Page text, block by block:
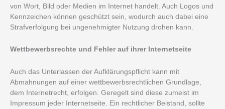
von Wort, Bild oder Medien im Internet handelt. Auch Logos und
Kennzeichen können geschützt sein, wodurch auch dabei eine
Strafverfolgung bei ungenehmigter Nutzung drohen kann.
Wettbewerbsrechte und Fehler auf ihrer Internetseite
Auch das Unterlassen der Aufklärungspflicht kann mit
Abmahnungen auf einer wettbewerbsrechtlichen Grundlage,
dem Internetrecht, erfolgen. Geregelt sind diese zumeist im
Impressum jeder Internetseite. Ein rechtlicher Beistand, sollte